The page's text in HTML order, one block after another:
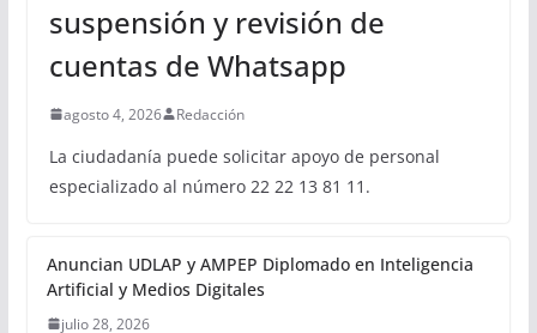
suspensión y revisión de
cuentas de Whatsapp
agosto 4, 2026 Redacción
La ciudadanía puede solicitar apoyo de personal
especializado al número 22 22 13 81 11.
Anuncian UDLAP y AMPEP Diplomado en Inteligencia
Artificial y Medios Digitales
julio 28, 2026